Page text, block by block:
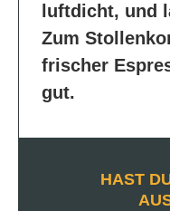
luftdicht, und
Zum
frischer
gut.
HAST